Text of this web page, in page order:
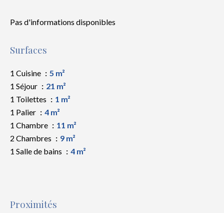
Pas d'informations disponibles
Surfaces
1 Cuisine
5 m²
1 Séjour
21 m²
1 Toilettes
1 m²
1 Palier
4 m²
1 Chambre
11 m²
2 Chambres
9 m²
1 Salle de bains
4 m²
Proximités